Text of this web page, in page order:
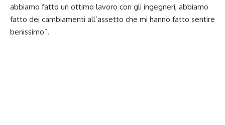
abbiamo fatto un ottimo lavoro con gli ingegneri, abbiamo
fatto dei cambiamenti all’assetto che mi hanno fatto sentire
benissimo”.